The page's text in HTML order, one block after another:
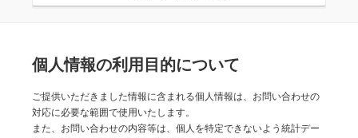
個人情報の利用目的について
ご提供いただきました情報に含まれる個人情報は、お問い合わせの
対応に必要な範囲で使用いたします。
また、お問い合わせの内容等は、個人を特定できないよう統計デー